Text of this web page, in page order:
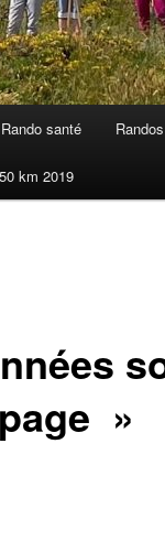
Rando santé
km 2019
»